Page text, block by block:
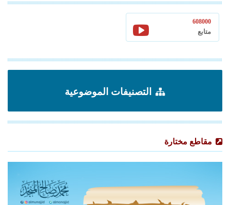
608000
متابع
التصنيفات الموضوعية
مقاطع مختارة